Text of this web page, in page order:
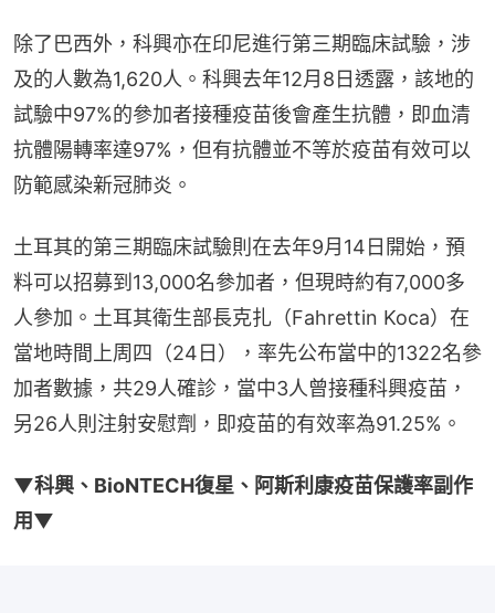
除了巴西外，科興亦在印尼進行第三期臨床試驗，涉
及的人數為1,620人。科興去年12月8日透露，該地的
試驗中97%的參加者接種疫苗後會產生抗體，即血清
抗體陽轉率達97%，但有抗體並不等於疫苗有效可以
防範感染新冠肺炎。
土耳其的第三期臨床試驗則在去年9月14日開始，預
料可以招募到13,000名參加者，但現時約有7,000多
人參加。土耳其衛生部長克扎（Fahrettin Koca）在
當地時間上周四（24日），率先公布當中的1322名參
加者數據，共29人確診，當中3人曾接種科興疫苗，
另26人則注射安慰劑，即疫苗的有效率為91.25%。
▼科興、BioNTECH復星、阿斯利康疫苗保護率副作
用▼